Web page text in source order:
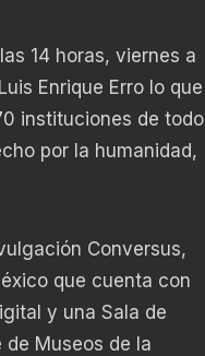
14 horas, viernes a
Enrique Erro lo que
instituciones de todo
por la humanidad,
Conversus,
que cuenta con
y una Sala de
Museos de la